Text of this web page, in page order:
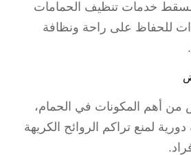
خدمات تنظيف الحمامات
للحفاظ على راحة ونظافة
أهم المكونات في الحمام،
لمنع تراكم الروائح الكريهة